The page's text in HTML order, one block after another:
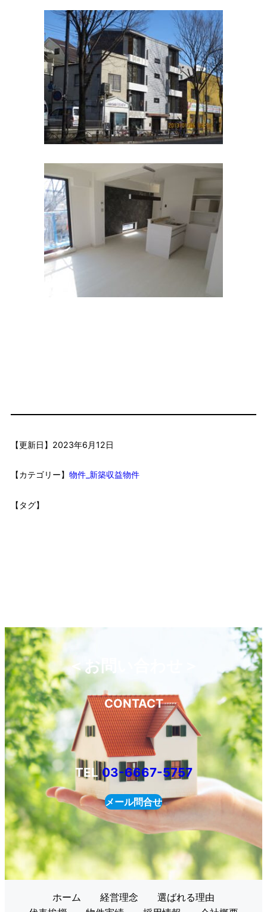
【更新日】 2023年6月12日
【カテゴリー】 物件_新築収益物件
【タグ】
＜お問い合わせ＞
CONTACT
TEL 03-6667-5757
メール問合せ
ホーム 経営理念
選ばれる理由